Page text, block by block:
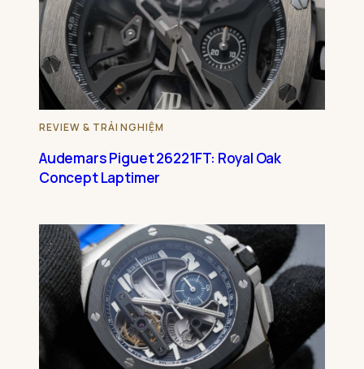
REVIEW & TRẢI NGHIỆM
Audemars Piguet 26221FT: Royal Oak
Concept Laptimer